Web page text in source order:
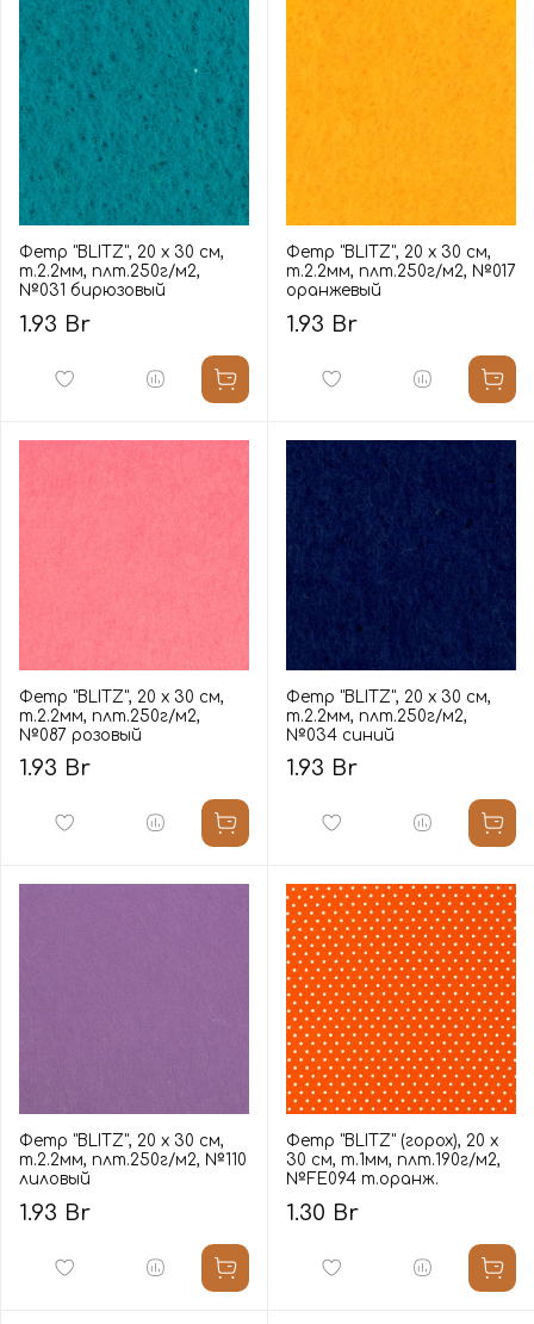
Фетр "BLITZ", 20 х 30 см,
т.2.2мм, плт.250г/м2,
№031 бирюзовый
1.93 Br
Фетр "BLITZ", 20 х 30 см,
т.2.2мм, плт.250г/м2, №017
оранжевый
1.93 Br
Фетр "BLITZ", 20 х 30 см,
т.2.2мм, плт.250г/м2,
№087 розовый
1.93 Br
Фетр "BLITZ", 20 х 30 см,
т.2.2мм, плт.250г/м2,
№034 синий
1.93 Br
Фетр "BLITZ", 20 х 30 см,
т.2.2мм, плт.250г/м2, №110
лиловый
1.93 Br
Фетр "BLITZ" (горох), 20 х
30 см, т.1мм, плт.190г/м2,
№FE094 т.оранж.
1.30 Br